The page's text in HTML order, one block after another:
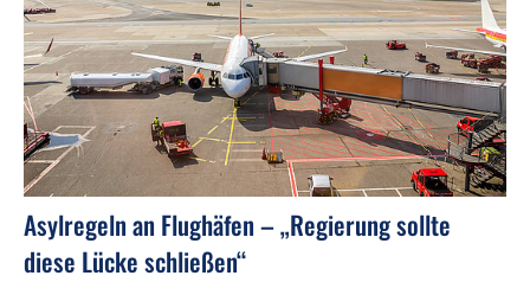
Asylregeln an Flughäfen – „Regierung sollte
diese Lücke schließen“